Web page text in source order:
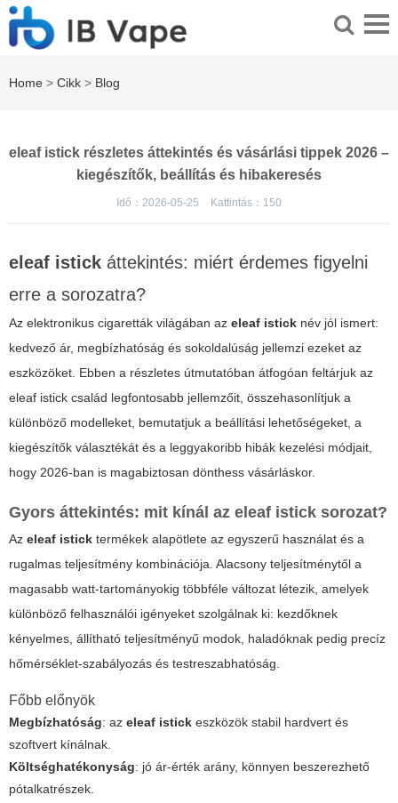
Home > Cikk > Blog
eleaf istick részletes áttekintés és vásárlási tippek 2026 –
kiegészítők, beállítás és hibakeresés
Idő：2026-05-25 Kattintás： 150
eleaf istick áttekintés: miért érdemes figyelni
erre a sorozatra?
Az elektronikus cigaretták világában az eleaf istick név jól ismert:
kedvező ár, megbízhatóság és sokoldalúság jellemzi ezeket az
eszközöket. Ebben a részletes útmutatóban átfogóan feltárjuk az
eleaf istick család legfontosabb jellemzőit, összehasonlítjuk a
különböző modelleket, bemutatjuk a beállítási lehetőségeket, a
kiegészítők választékát és a leggyakoribb hibák kezelési módjait,
hogy 2026-ban is magabiztosan dönthess vásárláskor.
Gyors áttekintés: mit kínál az eleaf istick sorozat?
Az eleaf istick termékek alapötlete az egyszerű használat és a
rugalmas teljesítmény kombinációja. Alacsony teljesítménytől a
magasabb watt-tartományokig többféle változat létezik, amelyek
különböző felhasználói igényeket szolgálnak ki: kezdőknek
kényelmes, állítható teljesítményű modok, haladóknak pedig precíz
hőmérséklet-szabályozás és testreszabhatóság.
Főbb előnyök
Megbízhatóság: az eleaf istick eszközök stabil hardvert és
szoftvert kínálnak.
Költséghatékonyság: jó ár-érték arány, könnyen beszerezhető
pótalkatrészek.